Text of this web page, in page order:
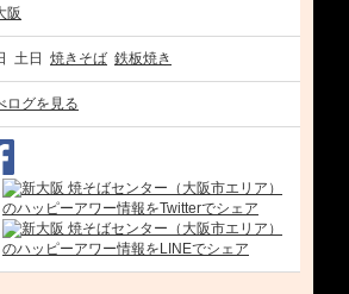
阪
土日 焼きそば 鉄板焼き
ログを見る